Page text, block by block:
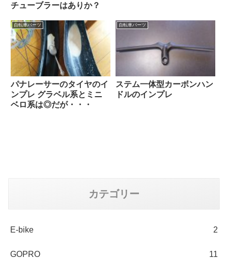
チューブラーはありか？
自転車パーツ
パナレーサーのタイヤのイ
ンプレ グラベル系とミニ
ベロ系は◎だが・・・
自転車パーツ
ステム一体型カーボンハン
ドルのインプレ
カテゴリー
E-bike 2
GOPRO 11